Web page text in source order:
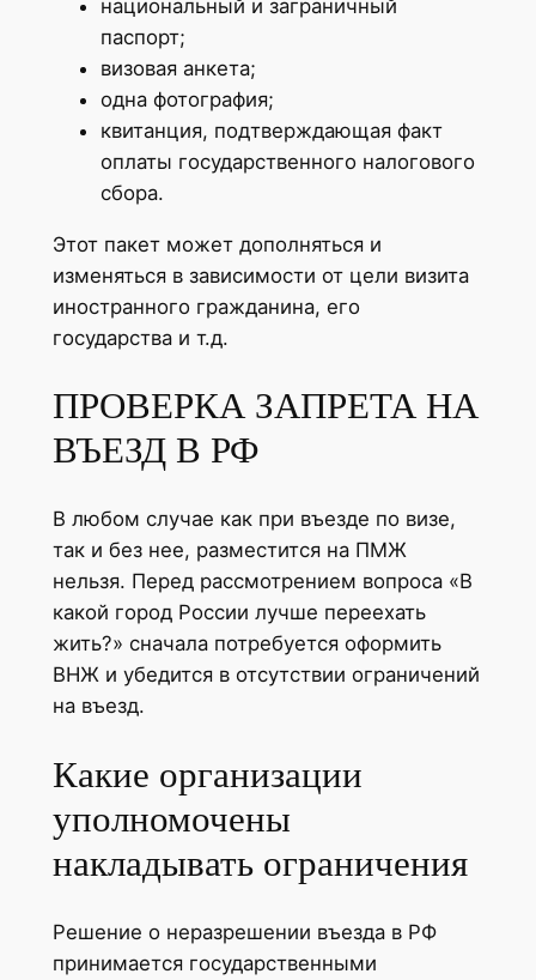
национальный и заграничный
паспорт;
визовая анкета;
одна фотография;
квитанция, подтверждающая факт
оплаты государственного налогового
сбора.
Этот пакет может дополняться и
изменяться в зависимости от цели визита
иностранного гражданина, его
государства и т.д.
ПРОВЕРКА ЗАПРЕТА НА
ВЪЕЗД В РФ
В любом случае как при въезде по визе,
так и без нее, разместится на ПМЖ
нельзя. Перед рассмотрением вопроса «В
какой город России лучше переехать
жить?» сначала потребуется оформить
ВНЖ и убедится в отсутствии ограничений
на въезд.
Какие организации
уполномочены
накладывать ограничения
Решение о неразрешении въезда в РФ
принимается государственными